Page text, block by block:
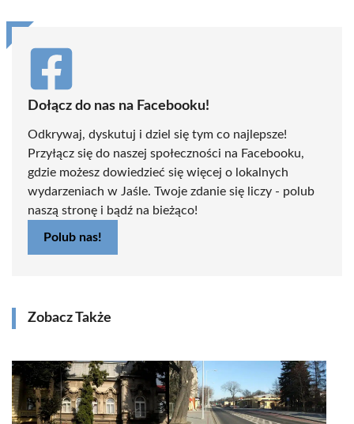
Dołącz do nas na Facebooku!
Odkrywaj, dyskutuj i dziel się tym co najlepsze!
Przyłącz się do naszej społeczności na Facebooku,
gdzie możesz dowiedzieć się więcej o lokalnych
wydarzeniach w Jaśle. Twoje zdanie się liczy - polub
naszą stronę i bądź na bieżąco!
Polub nas!
Zobacz Także